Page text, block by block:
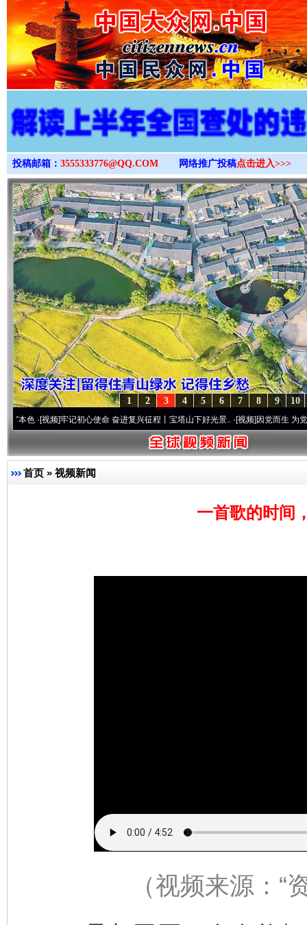
>
投稿邮箱： 3555333776@QQ.COM 网络推广投稿点击进入>>>
10
9
8
7
6
5
4
3
2
1
牢记初心使命 奋进复兴征程丨宝塔山下好光景..·[视频]因党而生 为党而战——百
首页 » 视频新闻
一首歌的时间
（视频来源： “